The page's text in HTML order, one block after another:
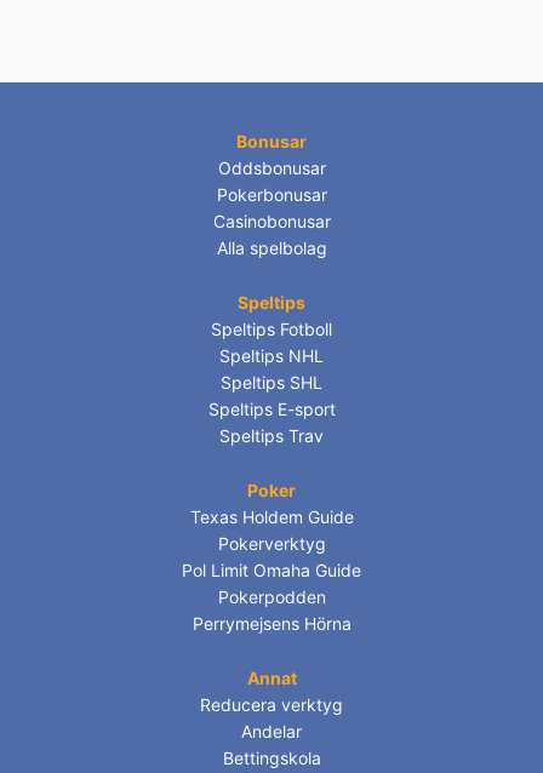
Bonusar
Oddsbonusar
Pokerbonusar
Casinobonusar
Alla spelbolag
Speltips
Speltips Fotboll
Speltips NHL
Speltips SHL
Speltips E-sport
Speltips Trav
Poker
Texas Holdem Guide
Pokerverktyg
Pol Limit Omaha Guide
Pokerpodden
Perrymejsens Hörna
Annat
Reducera verktyg
Andelar
Bettingskola